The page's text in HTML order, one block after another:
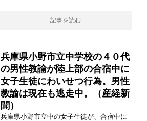
記事を読む
兵庫県小野市立中学校の４０代
の男性教諭が陸上部の合宿中に
女子生徒にわいせつ行為。男性
教諭は現在も逃走中。（産経新
聞）
兵庫県小野市立中の女子生徒が、合宿中に